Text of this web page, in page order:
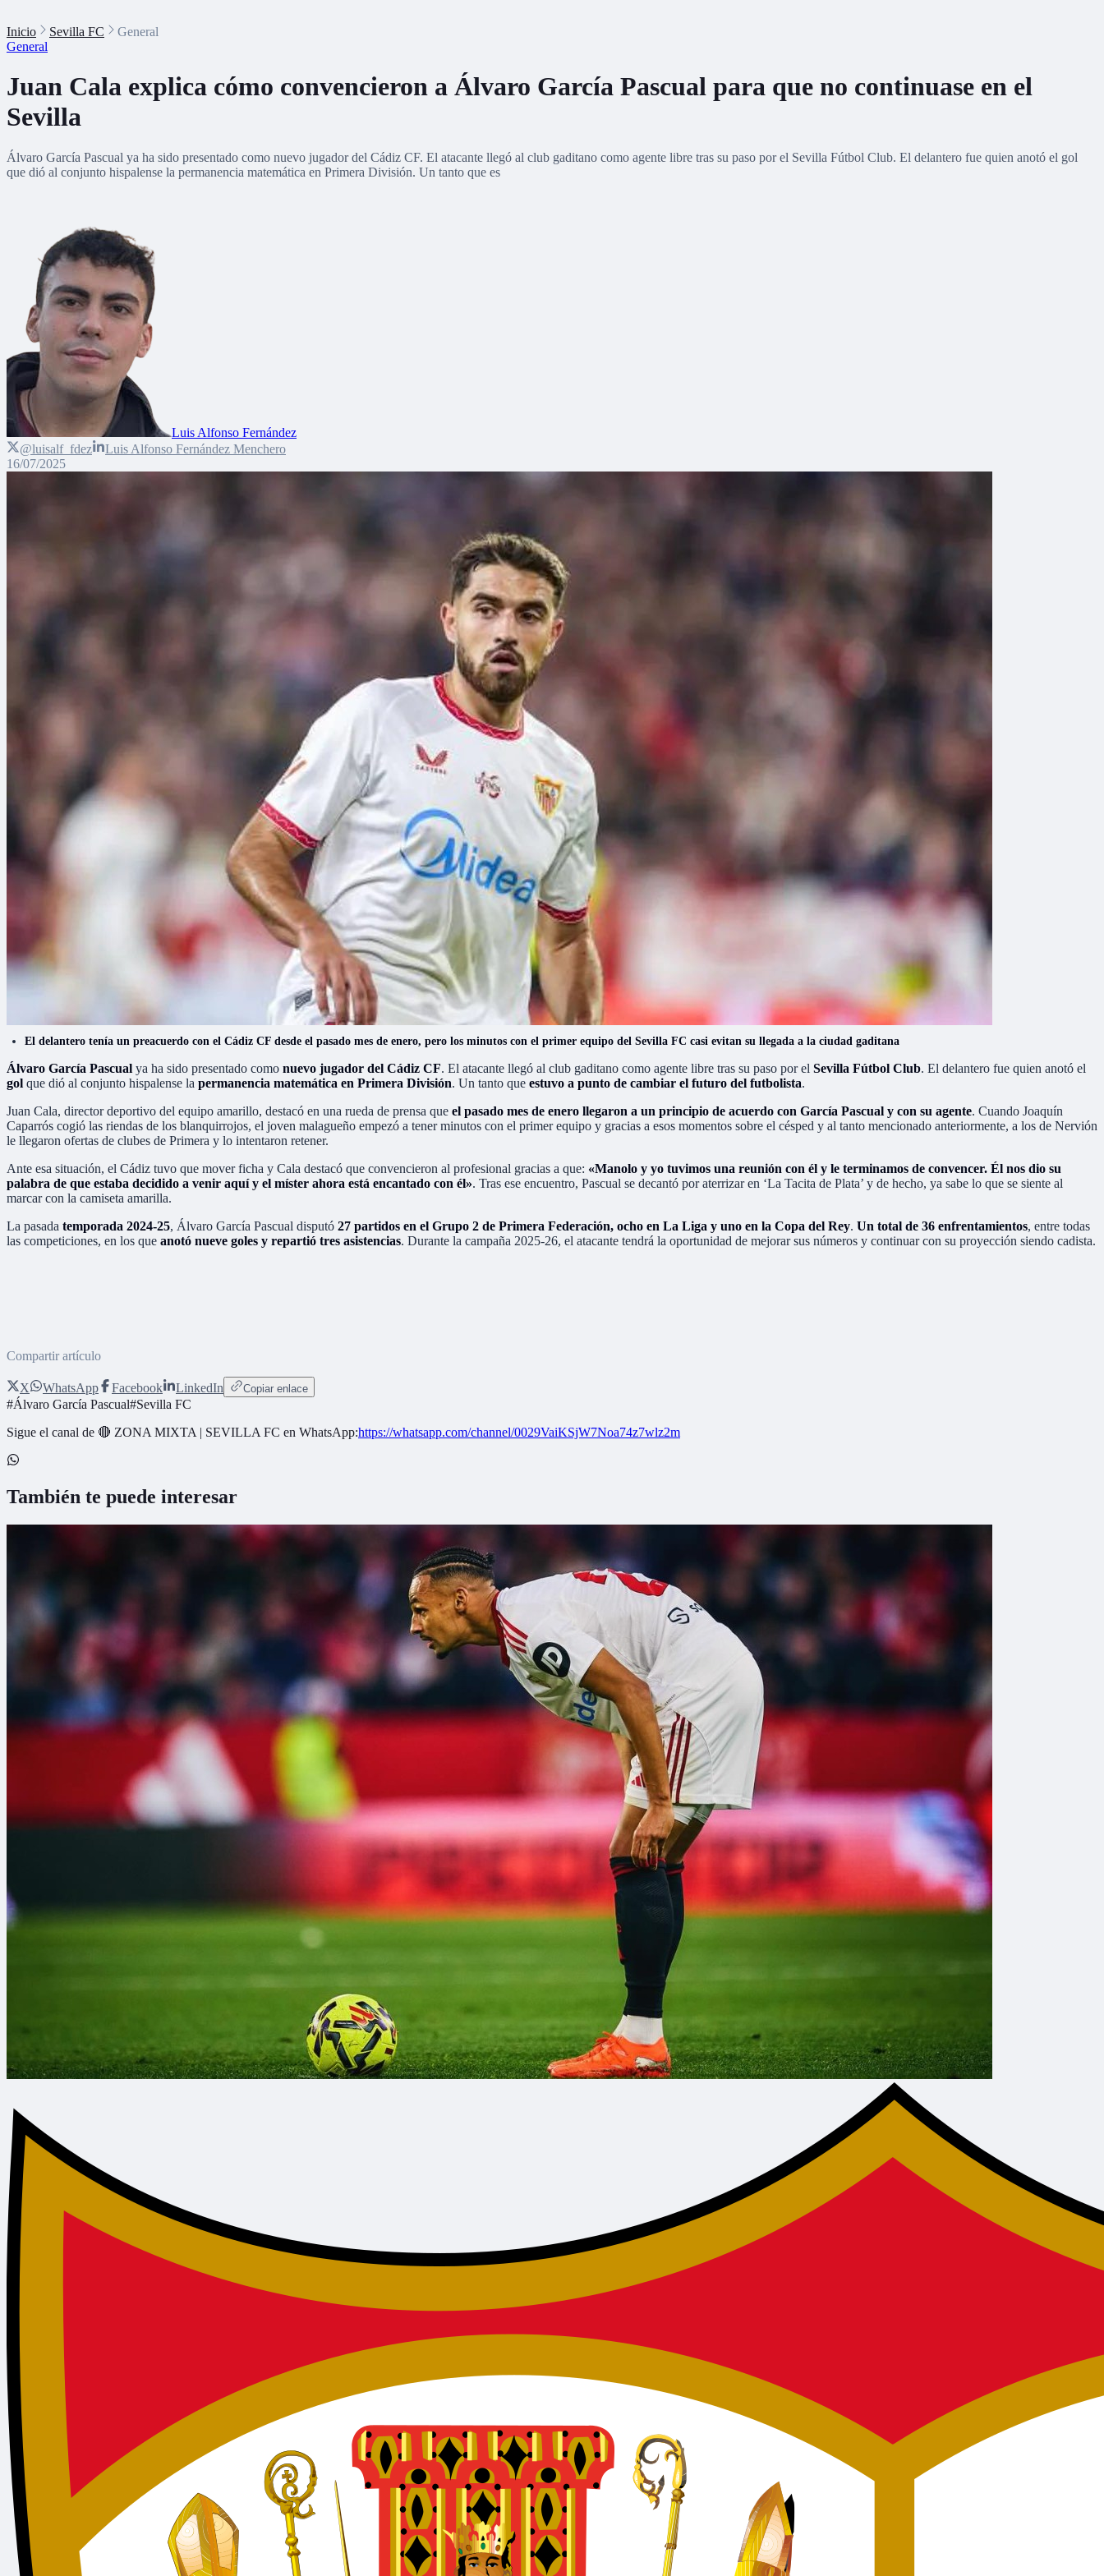
Inicio Sevilla FC
General
General
Juan Cala explica cómo convencieron a Álvaro García Pascual para que no continuase en el
Sevilla
Álvaro García Pascual ya ha sido presentado como nuevo jugador del Cádiz CF. El atacante llegó al club gaditano como agente libre tras su paso por el Sevilla Fútbol Club. El delantero fue quien anotó el gol
que dió al conjunto hispalense la permanencia matemática en Primera División. Un tanto que es
Luis Alfonso Fernández
@luisalf_fdez
Luis Alfonso Fernández Menchero
16/07/2025
El delantero tenía un preacuerdo con el Cádiz CF desde el pasado mes de enero, pero los minutos con el primer equipo del Sevilla FC casi evitan su llegada a la ciudad gaditana
Álvaro García Pascual ya ha sido presentado como nuevo jugador del Cádiz CF. El atacante llegó al club gaditano como agente libre tras su paso por el Sevilla Fútbol Club. El delantero fue quien anotó el
gol que dió al conjunto hispalense la permanencia matemática en Primera División. Un tanto que estuvo a punto de cambiar el futuro del futbolista.
Juan Cala, director deportivo del equipo amarillo, destacó en una rueda de prensa que el pasado mes de enero llegaron a un principio de acuerdo con García Pascual y con su agente. Cuando Joaquín
Caparrós cogió las riendas de los blanquirrojos, el joven malagueño empezó a tener minutos con el primer equipo y gracias a esos momentos sobre el césped y al tanto mencionado anteriormente, a los de Nervión
le llegaron ofertas de clubes de Primera y lo intentaron retener.
Ante esa situación, el Cádiz tuvo que mover ficha y Cala destacó que convencieron al profesional gracias a que: «Manolo y yo tuvimos una reunión con él y le terminamos de convencer. Él nos dio su
palabra de que estaba decidido a venir aquí y el míster ahora está encantado con él». Tras ese encuentro, Pascual se decantó por aterrizar en ‘La Tacita de Plata’ y de hecho, ya sabe lo que se siente al
marcar con la camiseta amarilla.
La pasada temporada 2024-25, Álvaro García Pascual disputó 27 partidos en el Grupo 2 de Primera Federación, ocho en La Liga y uno en la Copa del Rey. Un total de 36 enfrentamientos, entre todas
las competiciones, en los que anotó nueve goles y repartió tres asistencias. Durante la campaña 2025-26, el atacante tendrá la oportunidad de mejorar sus números y continuar con su proyección siendo cadista.
Compartir artículo
X WhatsApp Facebook LinkedIn Copiar enlace
#Álvaro García Pascual#Sevilla FC
Sigue el canal de 🔴 ZONA MIXTA | SEVILLA FC en WhatsApp:https://whatsapp.com/channel/0029VaiKSjW7Noa74z7wlz2m
También te puede interesar